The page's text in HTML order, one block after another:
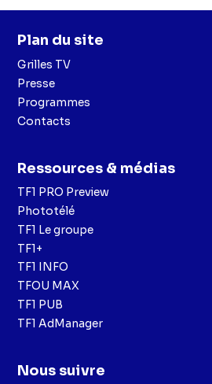
Plan du site
Grilles TV
Presse
Programmes
Contacts
Ressources & médias
TF1 PRO Preview
Phototélé
TF1 Le groupe
TF1+
TF1 INFO
TFOU MAX
TF1 PUB
TF1 AdManager
Nous suivre